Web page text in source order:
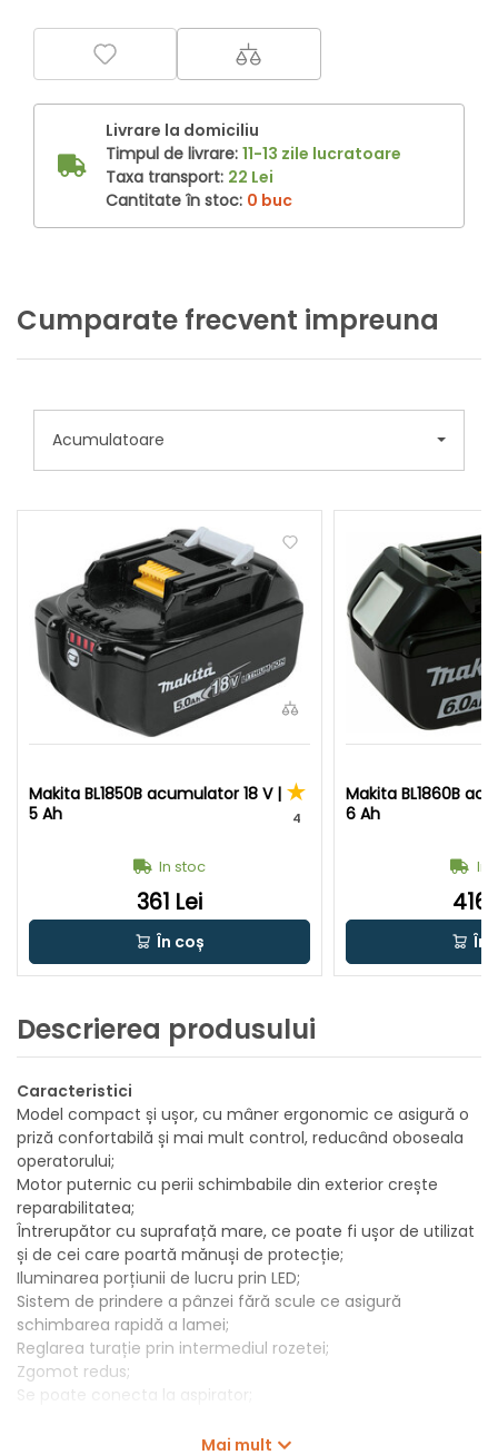
Livrare la domiciliu
Timpul de livrare: 11-13 zile lucratoare
Taxa transport: 22 Lei
Cantitate în stoc: 0 buc
Cumparate frecvent impreuna
Acumulatoare
Makita BL1850B acumulator 18 V |
5 Ah
4
In stoc
361 Lei
În coș
Makita BL1860B
6 Ah
In
416
În
Descrierea produsului
Caracteristici
Model compact și ușor, cu mâner ergonomic ce asigură o
priză confortabilă și mai mult control, reducând oboseala
operatorului;
Motor puternic cu perii schimbabile din exterior crește
reparabilitatea;
Întrerupător cu suprafață mare, ce poate fi ușor de utilizat
și de cei care poartă mănuși de protecție;
Iluminarea porțiunii de lucru prin LED;
Sistem de prindere a pânzei fără scule ce asigură
schimbarea rapidă a lamei;
Reglarea turație prin intermediul rozetei;
Zgomot redus;
Se poate conecta la aspirator;
Mai mult